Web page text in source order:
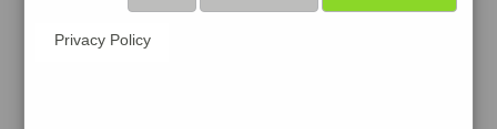
Privacy Policy